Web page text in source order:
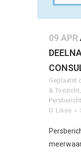
09 APR
Geplaatst
& Toezicht
Persbericht
0 Likes